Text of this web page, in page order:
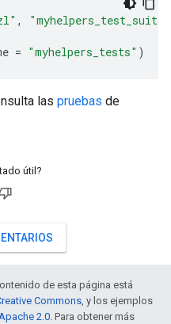
, "myhelpers_test_suite"
= "myhelpers_tests" )
las pruebas de
útil?
de esta página está
Commons, y los ejemplos
2.0. Para obtener más